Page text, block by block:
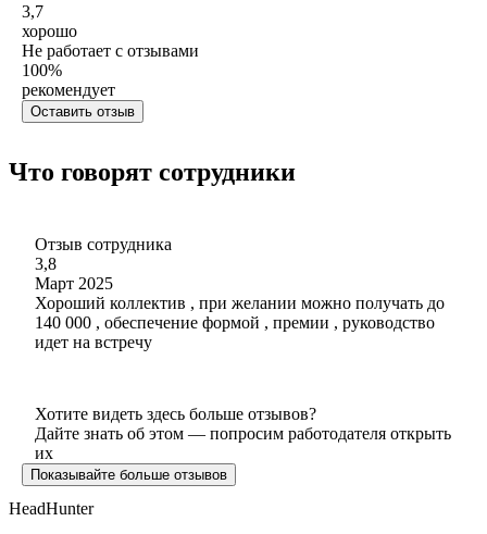
3,7
хорошо
Не работает с отзывами
100%
рекомендует
Оставить отзыв
Что говорят сотрудники
Отзыв сотрудника
3,8
Март 2025
Хороший коллектив , при желании можно получать до
140 000 , обеспечение формой , премии , руководство
идет на встречу
Хотите видеть здесь больше отзывов?
Дайте знать об этом — попросим работодателя открыть
их
Показывайте больше отзывов
HeadHunter